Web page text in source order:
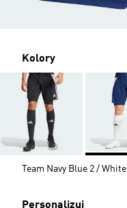
Kolory
Team Navy Blue 2 / White
Personalizuj